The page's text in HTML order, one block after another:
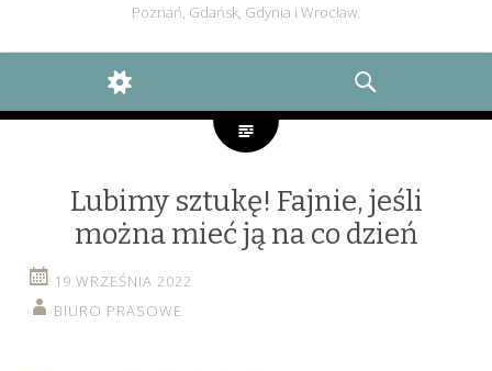
Poznań, Gdańsk, Gdynia i Wrocław.
WIDGETS
SEARCH
Lubimy sztukę! Fajnie, jeśli
można mieć ją na co dzień
19 WRZEŚNIA 2022
BIURO PRASOWE